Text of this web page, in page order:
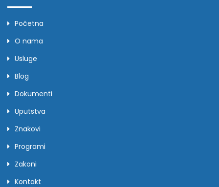
Početna
O nama
Usluge
Blog
Dokumenti
Uputstva
Znakovi
Programi
Zakoni
Kontakt